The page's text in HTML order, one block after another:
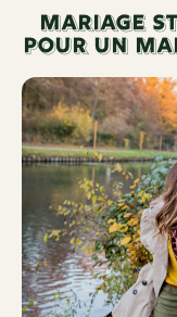
Mariage
pour Un